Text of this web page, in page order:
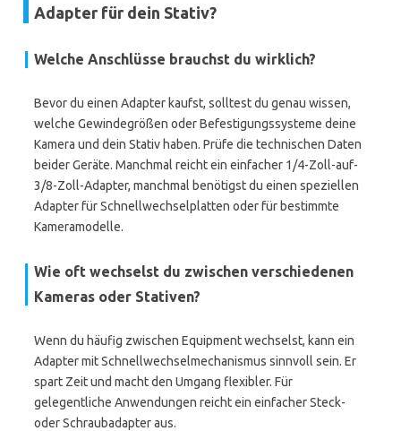
Adapter für dein Stativ?
Welche Anschlüsse brauchst du wirklich?
Bevor du einen Adapter kaufst, solltest du genau wissen,
welche Gewindegrößen oder Befestigungssysteme deine
Kamera und dein Stativ haben. Prüfe die technischen Daten
beider Geräte. Manchmal reicht ein einfacher 1/4-Zoll-auf-
3/8-Zoll-Adapter, manchmal benötigst du einen speziellen
Adapter für Schnellwechselplatten oder für bestimmte
Kameramodelle.
Wie oft wechselst du zwischen verschiedenen
Kameras oder Stativen?
Wenn du häufig zwischen Equipment wechselst, kann ein
Adapter mit Schnellwechselmechanismus sinnvoll sein. Er
spart Zeit und macht den Umgang flexibler. Für
gelegentliche Anwendungen reicht ein einfacher Steck-
oder Schraubadapter aus.